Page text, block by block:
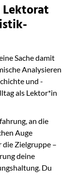
Sache damit
Analysieren
und -
als Lektor*in
an die
Auge
die Zielgruppe –
deine
Du